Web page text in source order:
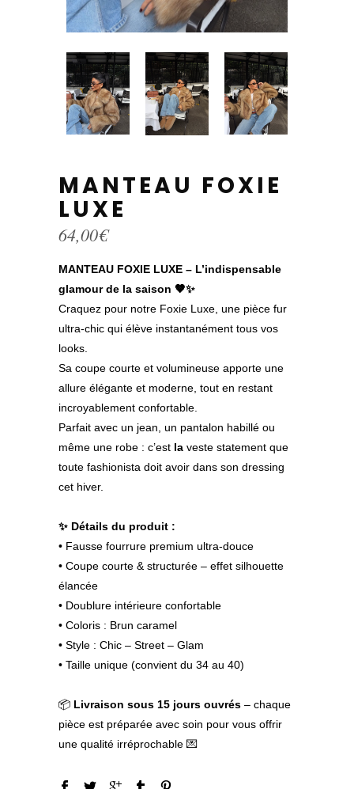
MANTEAU FOXIE
LUXE
64,00€
MANTEAU FOXIE LUXE – L’indispensable
glamour de la saison 🤎✨
Craquez pour notre Foxie Luxe, une pièce fur
ultra-chic qui élève instantanément tous vos
looks.
Sa coupe courte et volumineuse apporte une
allure élégante et moderne, tout en restant
incroyablement confortable.
Parfait avec un jean, un pantalon habillé ou
même une robe : c’est la veste statement que
toute fashionista doit avoir dans son dressing
cet hiver.
✨ Détails du produit :
• Fausse fourrure premium ultra-douce
• Coupe courte & structurée – effet silhouette
élancée
• Doublure intérieure confortable
• Coloris : Brun caramel
• Style : Chic – Street – Glam
• Taille unique (convient du 34 au 40)
📦 Livraison sous 15 jours ouvrés – chaque
pièce est préparée avec soin pour vous offrir
une qualité irréprochable 💌